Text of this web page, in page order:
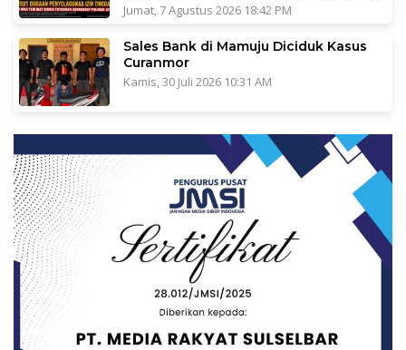
Jumat, 7 Agustus 2026 18:42 PM
Sales Bank di Mamuju Diciduk Kasus
Curanmor
Kamis, 30 Juli 2026 10:31 AM